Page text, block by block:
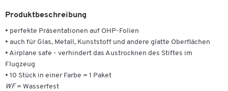
Produktbeschreibung
• perfekte Präsentationen auf OHP-Folien
• auch für Glas, Metall, Kunststoff und andere glatte Oberflächen
• Airplane safe - verhindert das Austrocknen des Stiftes im
Flugzeug
• 10 Stück in einer Farbe = 1 Paket
WF= Wasserfest